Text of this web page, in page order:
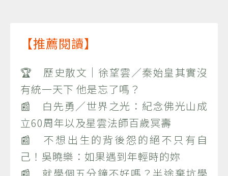
【推薦閱讀】
🏆 歷史散文｜徐望雲／秦始皇其實沒
有統一天下 他是忘了嗎？
📰 白先勇／世界之光：紀念佛光山成
立60周年以及星雲法師百歲冥壽
📰 不想出生的背後怨的絕不只有自
己！吳曉樂：如果遇到年輕時的妳